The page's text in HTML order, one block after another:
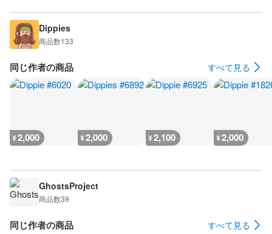
Dippies
商品数133
同じ作者の商品 すべて見る
¥2,000 ¥2,000 ¥2,100 ¥2,000
GhostsProject
商品数39
同じ作者の商品 すべて見る